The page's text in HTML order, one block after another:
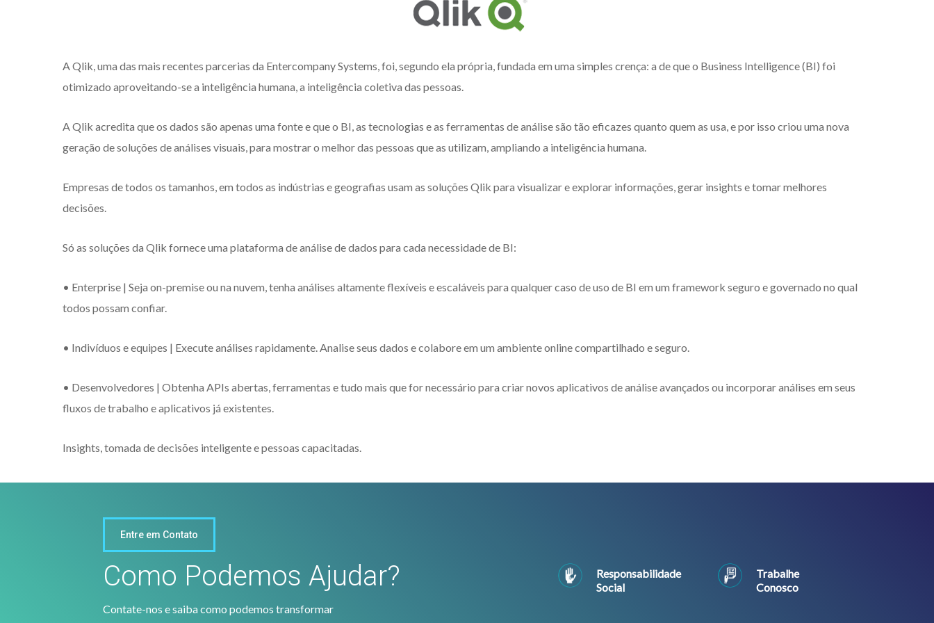
A Qlik, uma das mais recentes parcerias da Entercompany Systems, foi, segundo ela própria, fundada em uma simples crença: a de que o Business Intelligence (BI) foi
otimizado aproveitando-se a inteligência humana, a inteligência coletiva das pessoas.
A Qlik acredita que os dados são apenas uma fonte e que o BI, as tecnologias e as ferramentas de análise são tão eficazes quanto quem as usa, e por isso criou uma nova
geração de soluções de análises visuais, para mostrar o melhor das pessoas que as utilizam, ampliando a inteligência humana.
Empresas de todos os tamanhos, em todos as indústrias e geografias usam as soluções Qlik para visualizar e explorar informações, gerar insights e tomar melhores
decisões.
Só as soluções da Qlik fornece uma plataforma de análise de dados para cada necessidade de BI:
• Enterprise | Seja on-premise ou na nuvem, tenha análises altamente flexíveis e escaláveis para qualquer caso de uso de BI em um framework seguro e governado no qual
todos possam confiar.
• Indivíduos e equipes | Execute análises rapidamente. Analise seus dados e colabore em um ambiente online compartilhado e seguro.
• Desenvolvedores | Obtenha APIs abertas, ferramentas e tudo mais que for necessário para criar novos aplicativos de análise avançados ou incorporar análises em seus
fluxos de trabalho e aplicativos já existentes.
Insights, tomada de decisões inteligente e pessoas capacitadas.
Entre em Contato
Como Podemos Ajudar?
Contate-nos e saiba como podemos transformar
Responsabilidade
Social
Trabalhe
Conosco